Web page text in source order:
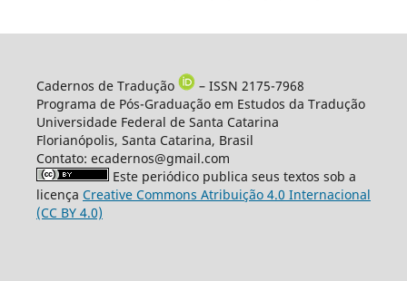
Cadernos de Tradução
– ISSN 2175-7968
Programa de Pós-Graduação em Estudos da Tradução
Universidade Federal de Santa Catarina
Florianópolis, Santa Catarina, Brasil
Contato: ecadernos@gmail.com
Este periódico publica seus textos sob a
licença Creative Commons Atribuição 4.0 Internacional
(CC BY 4.0)